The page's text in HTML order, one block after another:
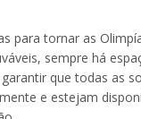
para tornar as
sempre há
que todas as
e estejam